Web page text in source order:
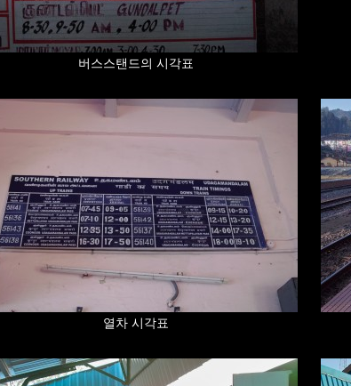
버스스탠드의 시각표
열차 시각표